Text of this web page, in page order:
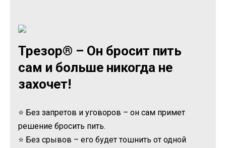
Трезор® – Он бросит пить
сам и больше никогда не
захочет!
⭐ Без запретов и уговоров – он сам примет
решение бросить пить.
⭐ Без срывов – его будет тошнить от одной